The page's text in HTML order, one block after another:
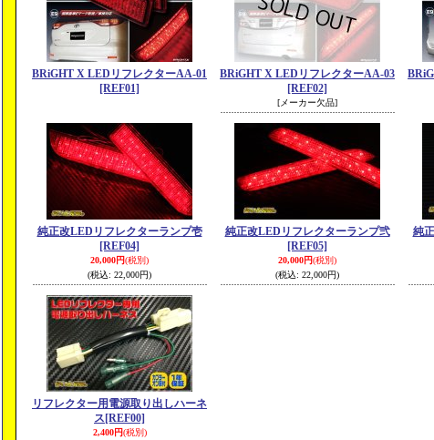
BRiGHT X LEDリフレクターAA-01
[REF01]
BRiGHT X LEDリフレクターAA-03
[REF02]
[メーカー欠品]
純正改LEDリフレクターランプ壱
[REF04]
20,000円(税別)
(税込: 22,000円)
純正改LEDリフレクターランプ弐
[REF05]
20,000円(税別)
(税込: 22,000円)
純
リフレクター用電源取り出しハーネ
ス [REF00]
2,400円(税別)